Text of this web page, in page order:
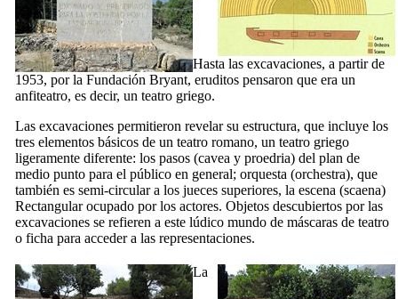
Hasta las excavaciones, a partir de
1953, por la Fundación Bryant, eruditos pensaron que era un
anfiteatro, es decir, un teatro griego.
Las excavaciones permitieron revelar su estructura, que incluye los
tres elementos básicos de un teatro romano, un teatro griego
ligeramente diferente: los pasos (cavea y proedria) del plan de
medio punto para el público en general; orquesta (orchestra), que
también es semi-circular a los jueces superiores, la escena (scaena)
Rectangular ocupado por los actores. Objetos descubiertos por las
excavaciones se refieren a este lúdico mundo de máscaras de teatro
o ficha para acceder a las representaciones.
La